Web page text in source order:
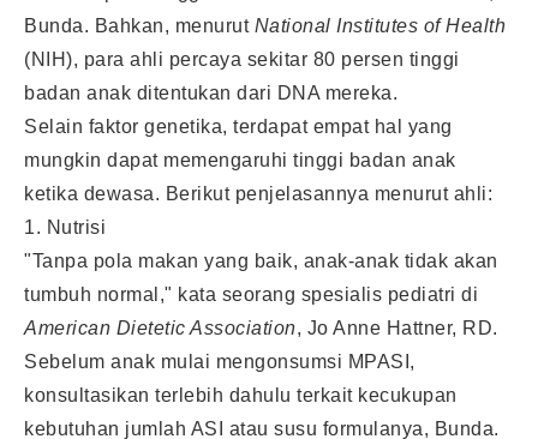
Bunda. Bahkan, menurut National Institutes of Health
(NIH), para ahli percaya sekitar 80 persen tinggi
badan anak ditentukan dari DNA mereka.
Selain faktor genetika, terdapat empat hal yang
mungkin dapat memengaruhi tinggi badan anak
ketika dewasa. Berikut penjelasannya menurut ahli:
1. Nutrisi
"Tanpa pola makan yang baik, anak-anak tidak akan
tumbuh normal," kata seorang spesialis pediatri di
American Dietetic Association, Jo Anne Hattner, RD.
Sebelum anak mulai mengonsumsi MPASI,
konsultasikan terlebih dahulu terkait kecukupan
kebutuhan jumlah ASI atau susu formulanya, Bunda.